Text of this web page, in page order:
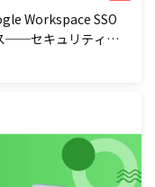
Workspace SSO
──セキュリティ強
で実現